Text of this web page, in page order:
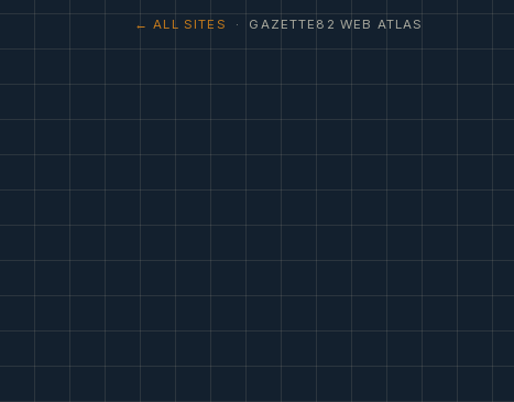
← ALL SITES · GAZETTE82 WEB ATLAS